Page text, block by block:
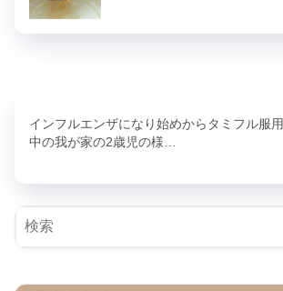
インフルエンザになり始めからタミフル服用
中の我が家の2歳児の様…